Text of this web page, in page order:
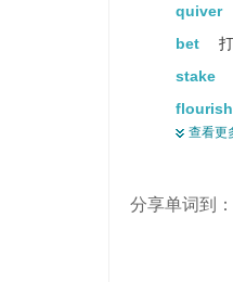
quiver
bet
stake
flourish
tizzy
查看更
分享单词到：